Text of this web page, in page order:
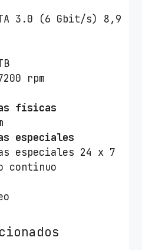
3.0 (6 Gbit/s) 8,9
rpm
físicas
especiales
especiales 24 x 7
continuo